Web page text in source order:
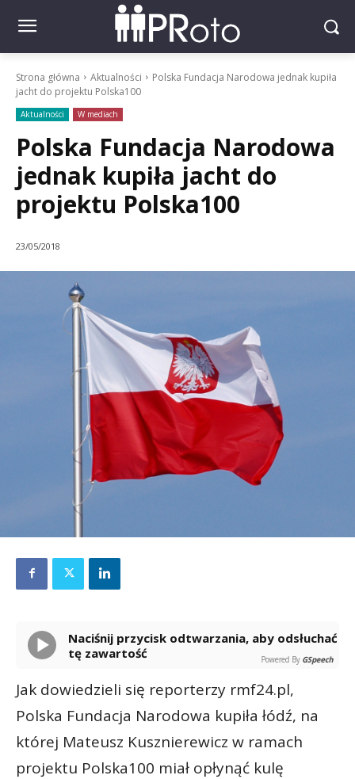
Strona główna Aktualności
Polska Fundacja Narodowa jednak kupiła
jacht do projektu Polska100
Aktualności W mediach
Polska Fundacja Narodowa
jednak kupiła jacht do
projektu Polska100
23/05/2018
Naciśnij przycisk odtwarzania, aby odsłuchać
tę zawartość
Powered By GSpeech
Jak dowiedzieli się reporterzy rmf24.pl,
Polska Fundacja Narodowa kupiła łódź, na
której Mateusz Kusznierewicz w ramach
projektu Polska100 miał opłynąć kulę